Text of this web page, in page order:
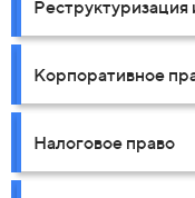
Реструктуризация
Корпоративное
Налоговое право